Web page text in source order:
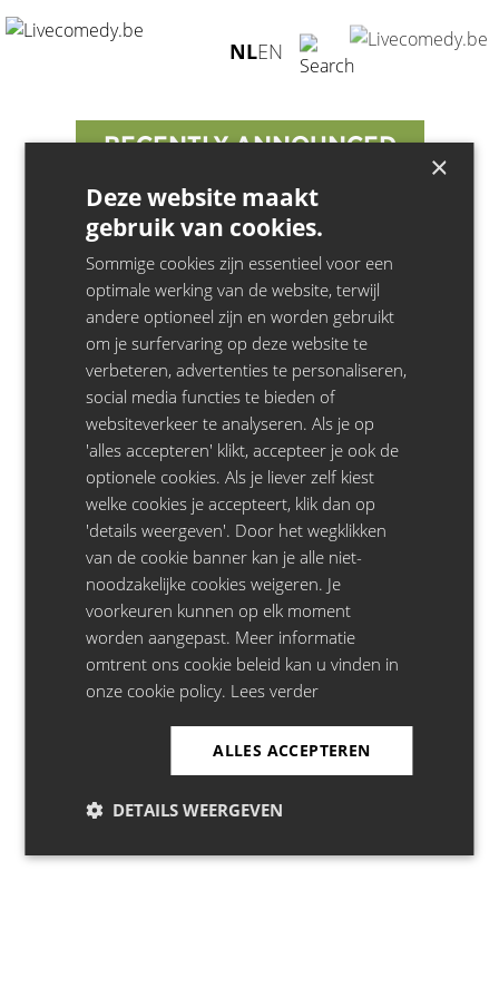
NLEN
Artist not found
RECENTLY ANNOUNCED
Juliet- 22.11.26 - Minard, Gent
Juliet- 14.10.26 - Zuiderpershuis, Antwerpen
Bill Bailey- 21.04.27 - Stadsschouwburg, Antwerpen
Francesco De Carlo- 22.10.26 - La Madeleine, Brussel
Jeroen Leenders- 25.05.27 - Het Depot, Leuven
Jeroen Leenders - 19.05.27 - De Grote Post, Oostende
Jeroen Leenders
- 17.04.27 - De Singel, Antwerpen
Jeroen Leenders- 10.04.27 - CCHA/cultuurcentrum, Hasselt
Jeroen Leenders- 25.03.27 - CC De Schakel, Waregem
Jeroen Leenders- 14.03.27 - Stadsschouwburg, Mechelen
Jeroen Leenders- 15.03.27 - Stadsschouwburg, Mechelen
Jeroen Leenders - 13.03.27 - De Vooruit, Gent
Privacy| Disclaimer|Cookie Policy
LiveComedy.be is onderdeel van:
Copyright Greenhouse Talent
×
Deze website maakt
gebruik van cookies.
Sommige cookies zijn essentieel voor een
optimale werking van de website, terwijl
andere optioneel zijn en worden gebruikt
om je surfervaring op deze website te
verbeteren, advertenties te personaliseren,
social media functies te bieden of
websiteverkeer te analyseren. Als je op
'alles accepteren' klikt, accepteer je ook de
optionele cookies. Als je liever zelf kiest
welke cookies je accepteert, klik dan op
'details weergeven'. Door het wegklikken
van de cookie banner kan je alle niet-
noodzakelijke cookies weigeren. Je
voorkeuren kunnen op elk moment
worden aangepast. Meer informatie
omtrent ons cookie beleid kan u vinden in
onze cookie policy. Lees verder
ALLES ACCEPTEREN
DETAILS WEERGEVEN